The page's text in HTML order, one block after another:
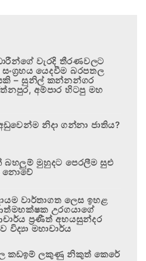
වැරදි තීරණවලට
යෙදවීම බරපතල
– සුනිල් කන්නන්ගර
අම්පාර හිටපු මහ
නිදා ගන්නා ජාතිය?
බහලුම් මුහුදට පෙරලීම සුළු
නොවේ
වාර්තාගත ලෙස ඉහළ
උරගයාගේ
ප්‍රණීත් අභයසුන්දර
විද්‍යා මහාචාර්ය
කඩඉම් ලකුණු නිකුත් කෙරේ